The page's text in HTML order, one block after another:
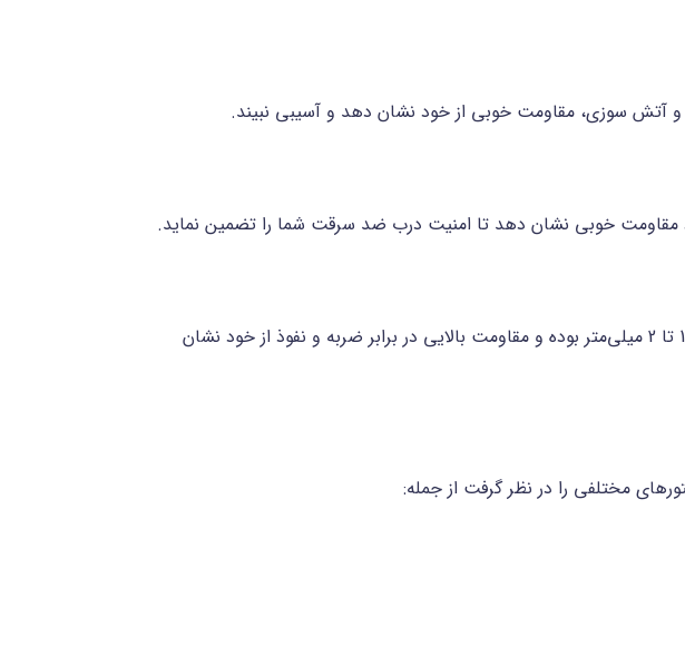
و آتش سوزی، مقاومت خوبی از خود نشان دهد و آسیبی نبیند.
مقاومت خوبی نشان دهد تا امنیت درب ضد سرقت شما را تضمین نماید.
لولا درب ضد سرقت فولادی، یکی از متداول‌ترین انواع لولا به شمار می‌رود که ضخامت آن بین 1.2 تا 2 میلی‌متر بوده و مقاومت بالایی در برابر ضربه و نفوذ از خود نشان
مختلفی را در نظر گرفت از جمله: